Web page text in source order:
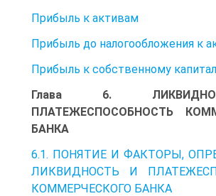
Прибыль к активам
Прибыль до налогообложения к
Прибыль к собственному
Глава 6.
ПЛАТЕЖЕСПОСОБНОСТЬ
БАНКА
6.1. ПОНЯТИЕ И ФАКТОРЫ,
ЛИКВИДНОСТЬ И
КОММЕРЧЕСКОГО БАНКА